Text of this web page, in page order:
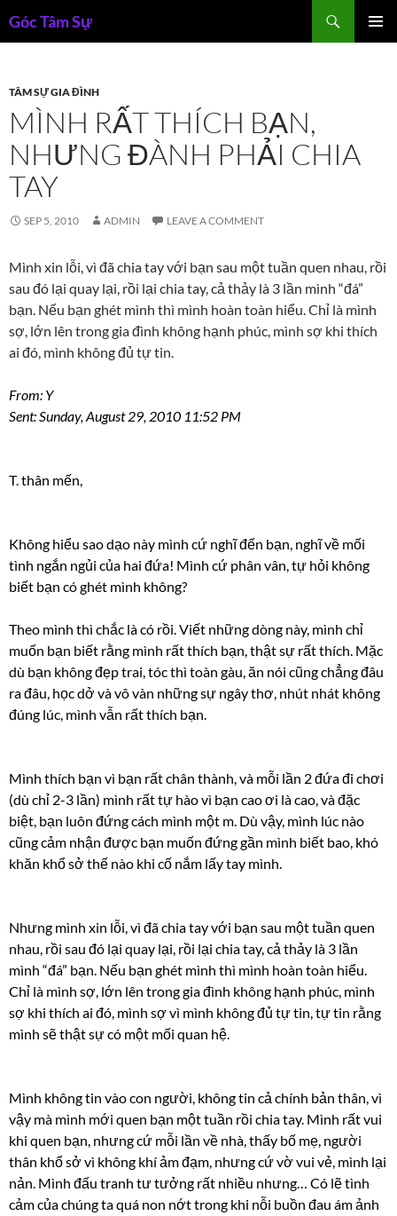
toGóc Tâm Sự
TÂM SỰ GIA ĐÌNH
MÌNH RẤT THÍCH BẠN,
NHƯNG ĐÀNH PHẢI CHIA
TAY
SEP 5, 2010 ADMIN LEAVE A COMMENT
Mình xin lỗi, vì đã chia tay với bạn sau một tuần quen nhau, rồi
sau đó lại quay lại, rồi lại chia tay, cả thảy là 3 lần mình “đá”
bạn. Nếu bạn ghét mình thì mình hoàn toàn hiểu. Chỉ là mình
sợ, lớn lên trong gia đình không hạnh phúc, mình sợ khi thích
ai đó, mình không đủ tự tin.
From: Y
Sent: Sunday, August 29, 2010 11:52 PM
T. thân mến,
Không hiểu sao dạo này mình cứ nghĩ đến bạn, nghĩ về mối
tình ngắn ngủi của hai đứa! Mình cứ phân vân, tự hỏi không
biết bạn có ghét mình không?
Theo mình thì chắc là có rồi. Viết những dòng này, mình chỉ
muốn bạn biết rằng mình rất thích bạn, thật sự rất thích. Mặc
dù bạn không đẹp trai, tóc thì toàn gàu, ăn nói cũng chẳng đâu
ra đâu, học dở và vô vàn những sự ngây thơ, nhút nhát không
đúng lúc, mình vẫn rất thích bạn.
Mình thích bạn vì bạn rất chân thành, và mỗi lần 2 đứa đi chơi
(dù chỉ 2-3 lần) mình rất tự hào vì bạn cao ơi là cao, và đặc
biệt, bạn luôn đứng cách mình một m. Dù vậy, mình lúc nào
cũng cảm nhận được bạn muốn đứng gần mình biết bao, khó
khăn khổ sở thế nào khi cố nắm lấy tay mình.
Nhưng mình xin lỗi, vì đã chia tay với bạn sau một tuần quen
nhau, rồi sau đó lại quay lại, rồi lại chia tay, cả thảy là 3 lần
mình “đá” bạn. Nếu bạn ghét mình thì mình hoàn toàn hiểu.
Chỉ là mình sợ, lớn lên trong gia đình không hạnh phúc, mình
sợ khi thích ai đó, mình sợ vì mình không đủ tự tin, tự tin rằng
mình sẽ thật sự có một mối quan hệ.
Mình không tin vào con người, không tin cả chính bản thân, vì
vậy mà mình mới quen bạn một tuần rồi chia tay. Mình rất vui
khi quen bạn, nhưng cứ mỗi lần về nhà, thấy bố mẹ, người
thân khổ sở vì không khí ảm đạm, nhưng cứ vờ vui vẻ, mình lại
nản. Mình đấu tranh tư tưởng rất nhiều nhưng… Có lẽ tình
cảm của chúng ta quá non nớt trong khi nỗi buồn đau ám ảnh